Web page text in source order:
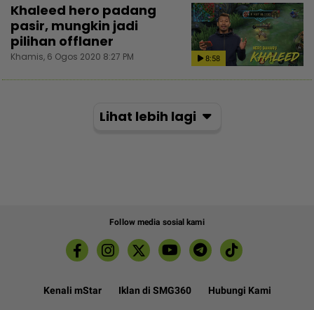
8:58
Khaleed hero padang
pasir, mungkin jadi
pilihan offlaner
Khamis, 6 Ogos 2020 8:27 PM
Lihat lebih lagi
Follow media sosial kami
Kenali mStar Iklan di SMG360 Hubungi Kami